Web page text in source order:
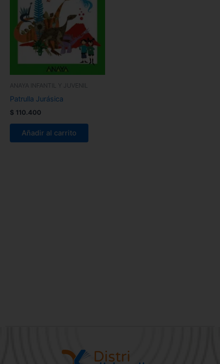
ANAYA INFANTIL Y JUVENIL
Patrulla Jurásica
$ 110.400
Añadir al carrito